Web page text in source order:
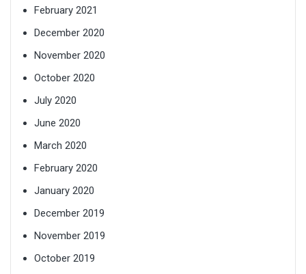
February 2021
December 2020
November 2020
October 2020
July 2020
June 2020
March 2020
February 2020
January 2020
December 2019
November 2019
October 2019